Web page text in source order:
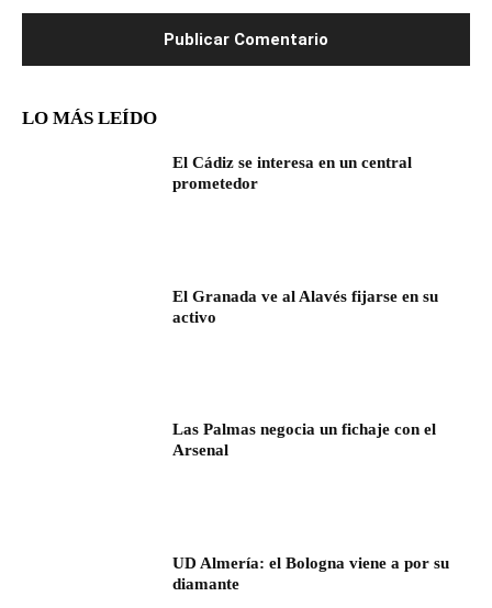
LO MÁS LEÍDO
El Cádiz se interesa en un central
prometedor
El Granada ve al Alavés fijarse en su
activo
Las Palmas negocia un fichaje con el
Arsenal
UD Almería: el Bologna viene a por su
diamante